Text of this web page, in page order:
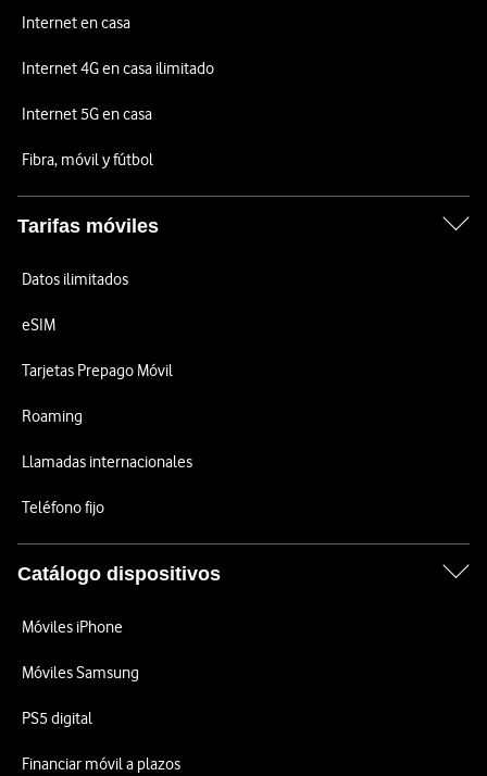
Internet en casa
Internet 4G en casa ilimitado
Internet 5G en casa
Fibra, móvil y fútbol
Tarifas móviles
Datos ilimitados
eSIM
Tarjetas Prepago Móvil
Roaming
Llamadas internacionales
Teléfono fijo
Catálogo dispositivos
Móviles iPhone
Móviles Samsung
PS5 digital
Financiar móvil a plazos